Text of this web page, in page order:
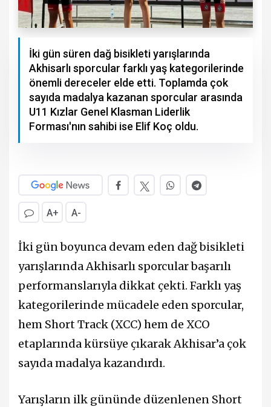
İki gün süren dağ bisikleti yarışlarında
Akhisarlı sporcular farklı yaş kategorilerinde
önemli dereceler elde etti. Toplamda çok
sayıda madalya kazanan sporcular arasında
U11 Kızlar Genel Klasman Liderlik
Forması'nın sahibi ise Elif Koç oldu.
A+ A-
İki gün boyunca devam eden dağ bisikleti
yarışlarında Akhisarlı sporcular başarılı
performanslarıyla dikkat çekti. Farklı yaş
kategorilerinde mücadele eden sporcular,
hem Short Track (XCC) hem de XCO
etaplarında kürsüye çıkarak Akhisar’a çok
sayıda madalya kazandırdı.
Yarışların ilk gününde düzenlenen Short